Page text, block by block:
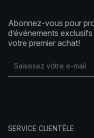
Abonnez-vous pour
d’événements
votre premier achat!
SERVICE CLIENTÈLE